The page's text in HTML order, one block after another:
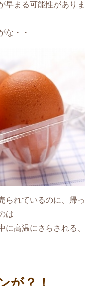
早まる可能性がありま
な・・
られているのに、帰っ
は
に高温にさらされる、
が？！